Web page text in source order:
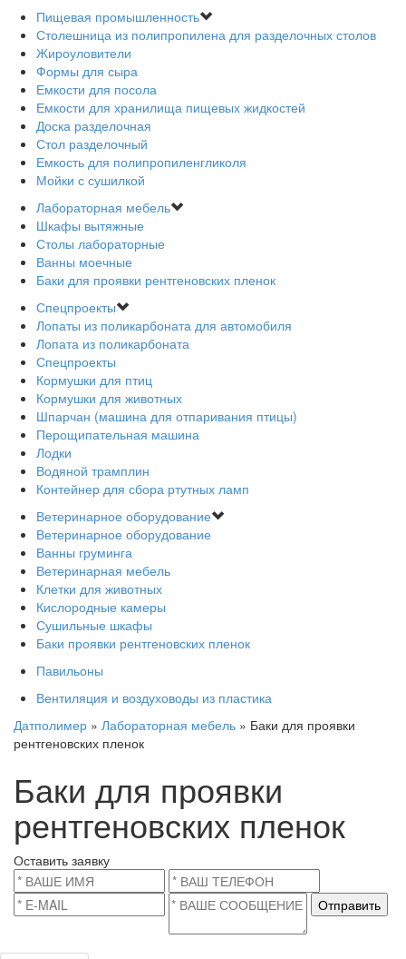
Пищевая промышленность
Столешница из полипропилена для разделочных столов
Жироуловители
Формы для сыра
Емкости для посола
Емкости для хранилища пищевых жидкостей
Доска разделочная
Стол разделочный
Емкость для полипропиленгликоля
Мойки с сушилкой
Лабораторная мебель
Шкафы вытяжные
Столы лабораторные
Ванны моечные
Баки для проявки рентгеновских пленок
Спецпроекты
Лопаты из поликарбоната для автомобиля
Лопата из поликарбоната
Спецпроекты
Кормушки для птиц
Кормушки для животных
Шпарчан (машина для отпаривания птицы)
Перощипательная машина
Лодки
Водяной трамплин
Контейнер для сбора ртутных ламп
Ветеринарное оборудование
Ветеринарное оборудование
Ванны груминга
Ветеринарная мебель
Клетки для животных
Кислородные камеры
Сушильные шкафы
Баки проявки рентгеновских пленок
Павильоны
Вентиляция и воздуховоды из пластика
Датполимер » Лабораторная мебель » Баки для проявки
рентгеновских пленок
Баки для проявки
рентгеновских пленок
Оставить заявку
Отправить